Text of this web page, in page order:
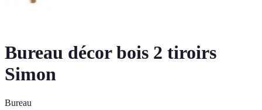
Bureau décor bois 2 tiroirs
Simon
Bureau